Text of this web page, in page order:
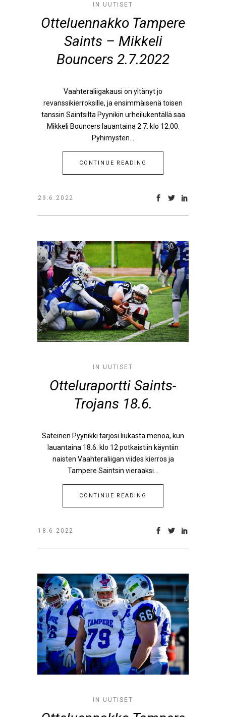
IN UUTISET
Otteluennakko Tampere
Saints – Mikkeli
Bouncers 2.7.2022
Vaahteraliigakausi on yltänyt jo
revanssikierroksille, ja ensimmäisenä toisen
tanssin Saintsilta Pyynikin urheilukentällä saa
Mikkeli Bouncers lauantaina 2.7. klo 12.00.
Pyhimysten...
CONTINUE READING
29.6.2022
IN UUTISET
Otteluraportti Saints-
Trojans 18.6.
Sateinen Pyynikki tarjosi liukasta menoa, kun
lauantaina 18.6. klo 12 potkaistiin käyntiin
naisten Vaahteraliigan viides kierros ja
Tampere Saintsin vieraaksi...
CONTINUE READING
18.6.2022
IN UUTISET